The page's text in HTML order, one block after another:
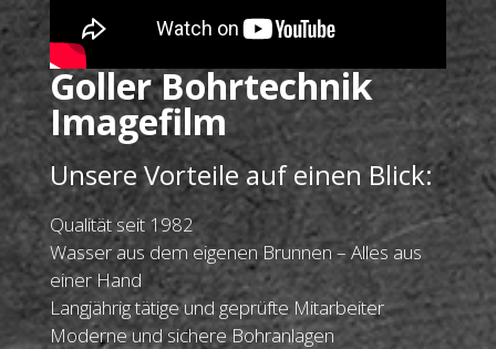
Goller Bohrtechnik
Imagefilm
Unsere Vorteile auf einen Blick:
Qualität seit 1982
Wasser aus dem eigenen Brunnen – Alles aus
einer Hand
Langjährig tätige und geprüfte Mitarbeiter
Moderne und sichere Bohranlagen